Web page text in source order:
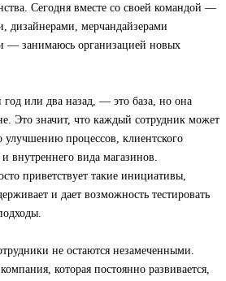
Сегодня вместе со своей командой —
дизайнерами, мерчандайзерами
— занимаюсь организацией новых
год или два назад, — это база, но она
Это значит, что каждый сотрудник может
улучшению процессов, клиентского
внутреннего вида магазинов.
приветствует такие инициативы,
и дает возможность тестировать
не остаются незамеченными.
которая постоянно развивается,